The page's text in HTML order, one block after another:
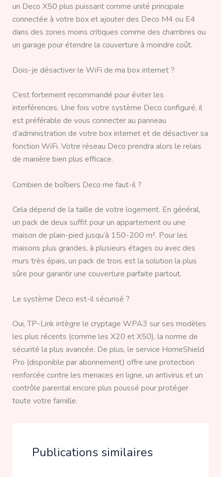
un Deco X50 plus puissant comme unité principale
connectée à votre box et ajouter des Deco M4 ou E4
dans des zones moins critiques comme des chambres ou
un garage pour étendre la couverture à moindre coût.
Dois-je désactiver le WiFi de ma box internet ?
C’est fortement recommandé pour éviter les
interférences. Une fois votre système Deco configuré, il
est préférable de vous connecter au panneau
d’administration de votre box internet et de désactiver sa
fonction WiFi. Votre réseau Deco prendra alors le relais
de manière bien plus efficace.
Combien de boîtiers Deco me faut-il ?
Cela dépend de la taille de votre logement. En général,
un pack de deux suffit pour un appartement ou une
maison de plain-pied jusqu’à 150-200 m². Pour les
maisons plus grandes, à plusieurs étages ou avec des
murs très épais, un pack de trois est la solution la plus
sûre pour garantir une couverture parfaite partout.
Le système Deco est-il sécurisé ?
Oui, TP-Link intègre le cryptage WPA3 sur ses modèles
les plus récents (comme les X20 et X50), la norme de
sécurité la plus avancée. De plus, le service HomeShield
Pro (disponible par abonnement) offre une protection
renforcée contre les menaces en ligne, un antivirus et un
contrôle parental encore plus poussé pour protéger
toute votre famille.
Publications similaires